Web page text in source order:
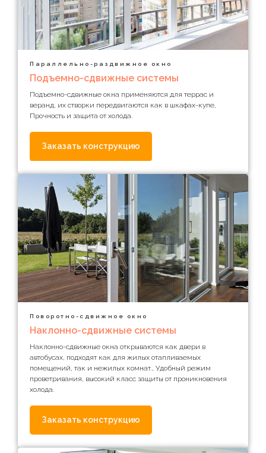
Параллельно-раздвижное окно
Подъемно-сдвижные системы
Подъемно-сдвижные окна применяются для террас и
веранд, их створки передвигаются как в шкафах-купе,
Прочность и защита от холода.
Заказать конструкцию
Поворотно-сдвижное окно
Наклонно-сдвижные системы
Наклонно-сдвижные окна открываются как двери в
автобусах, подходят как для жилых отапливаемых
помещений, так и нежилых комнат., Удобный режим
проветривания, высокий класс защиты от проникновения
холода.
Заказать конструкцию